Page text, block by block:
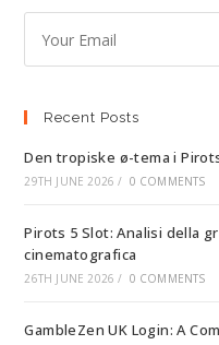
Recent Posts
Den tropiske ø-tema i
29TH JUNE 2026 / 0 COMMENTS
Pirots 5 Slot: Analisi della
cinematografica
26TH JUNE 2026 / 0 COMMENTS
GambleZen UK Login: A